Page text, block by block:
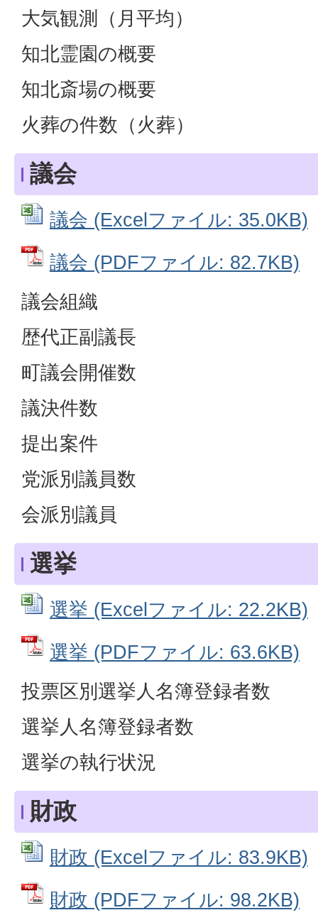
大気観測（月平均）
知北霊園の概要
知北斎場の概要
火葬の件数（火葬）
議会
議会 (Excelファイル: 35.0KB)
議会 (PDFファイル: 82.7KB)
議会組織
歴代正副議長
町議会開催数
議決件数
提出案件
党派別議員数
会派別議員
選挙
選挙 (Excelファイル: 22.2KB)
選挙 (PDFファイル: 63.6KB)
投票区別選挙人名簿登録者数
選挙人名簿登録者数
選挙の執行状況
財政
財政 (Excelファイル: 83.9KB)
財政 (PDFファイル: 98.2KB)